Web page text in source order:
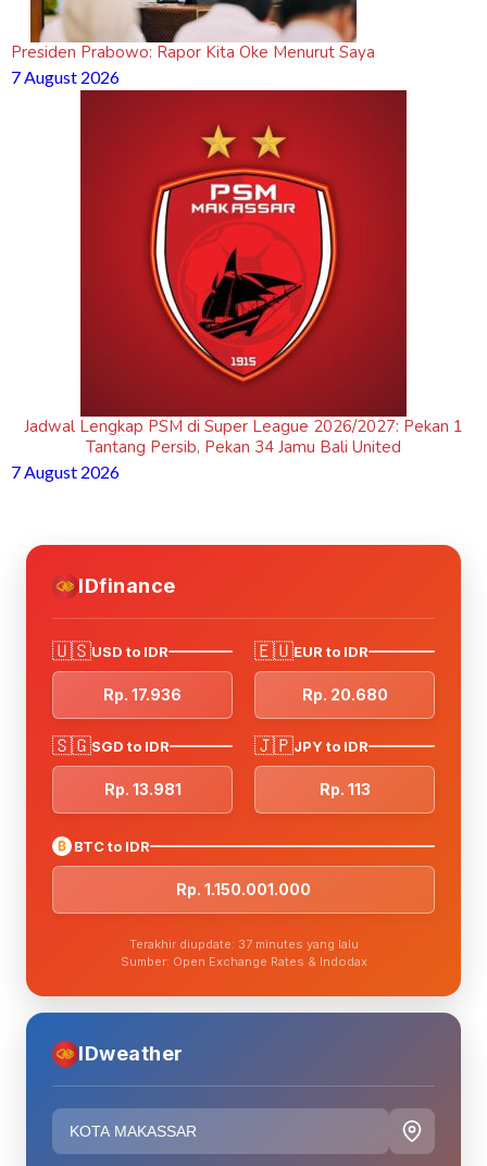
Presiden Prabowo: Rapor Kita Oke Menurut Saya
7 August 2026
Jadwal Lengkap PSM di Super League 2026/2027: Pekan 1
Tantang Persib, Pekan 34 Jamu Bali United
7 August 2026
IDfinance
🇺🇸USD to IDR
Rp. 17.936
🇪🇺EUR to IDR
Rp. 20.680
🇸🇬SGD to IDR
Rp. 13.981
🇯🇵JPY to IDR
Rp. 113
₿ BTC to IDR
Rp. 1.150.001.000
Terakhir diupdate: 37 minutes yang lalu
Sumber: Open Exchange Rates & Indodax
IDweather